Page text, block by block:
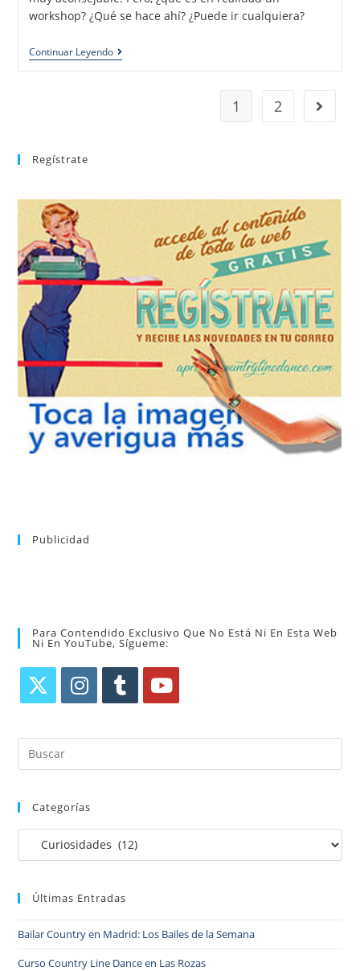
workshop? ¿Qué se hace ahí? ¿Puede ir cualquiera?
Continuar Leyendo
1 2
Regístrate
Tras registrarte tendrás acceso completo a la web. Puedes
consultar el directorio alfabético de vídeos tutoriales y
aprender la coreografía que más te apetezca. Recibirás en tu
correo la newsletter con las novedades tanto en el blog, como
de nuevos bailes. En cualquier momento puedes dar de baja
tu suscripción a la newsletter sin dejar de estar registrado.
REGÍSTRATE
Publicidad
Para Contendido Exclusivo Que No Está Ni En Esta Web
Ni En YouTube, Sígueme:
Categorías
Últimas Entradas
Bailar Country en Madrid: Los Bailes de la Semana
Curso Country Line Dance en Las Rozas